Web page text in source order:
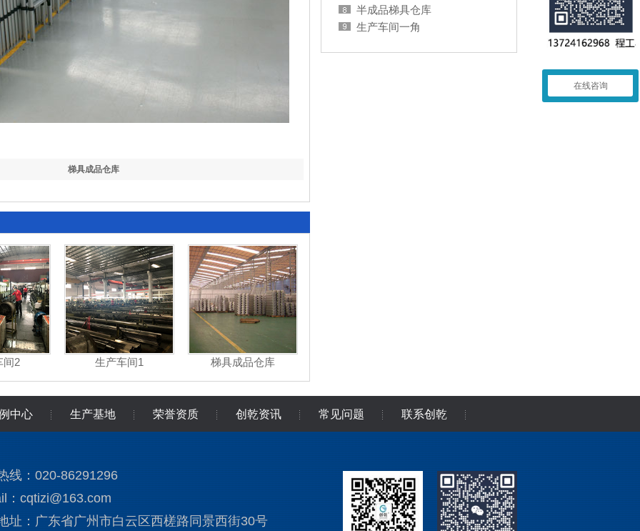
梯具成品仓库
间2 生产车间1 梯具成品仓库
半成品梯具仓库
生产车间一角
中心 生产基地 荣誉资质 创乾资讯 常见问题 联系创乾
线：020-86291296
：cqtizi@163.com
址：广东省广州市白云区西槎路同景西街30号
在线咨询